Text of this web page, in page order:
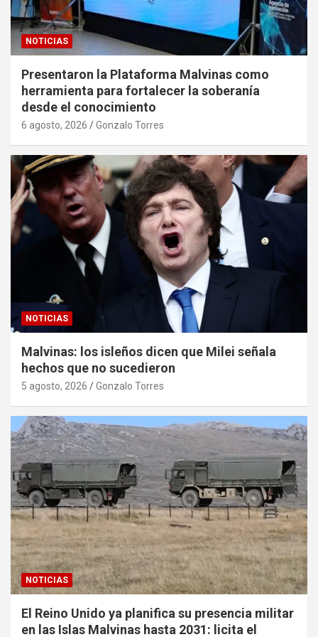
NOTICIAS
Presentaron la Plataforma Malvinas como
herramienta para fortalecer la soberanía
desde el conocimiento
6 agosto, 2026 Gonzalo Torres
NOTICIAS
Malvinas: los isleños dicen que Milei señala
hechos que no sucedieron
5 agosto, 2026 Gonzalo Torres
NOTICIAS
El Reino Unido ya planifica su presencia militar
en las Islas Malvinas hasta 2031: licita el